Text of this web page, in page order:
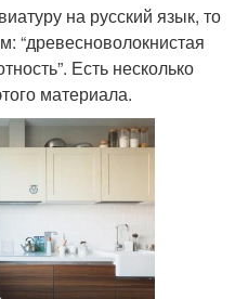
на русский язык, то
“древесноволокнистая
Есть несколько
материала.